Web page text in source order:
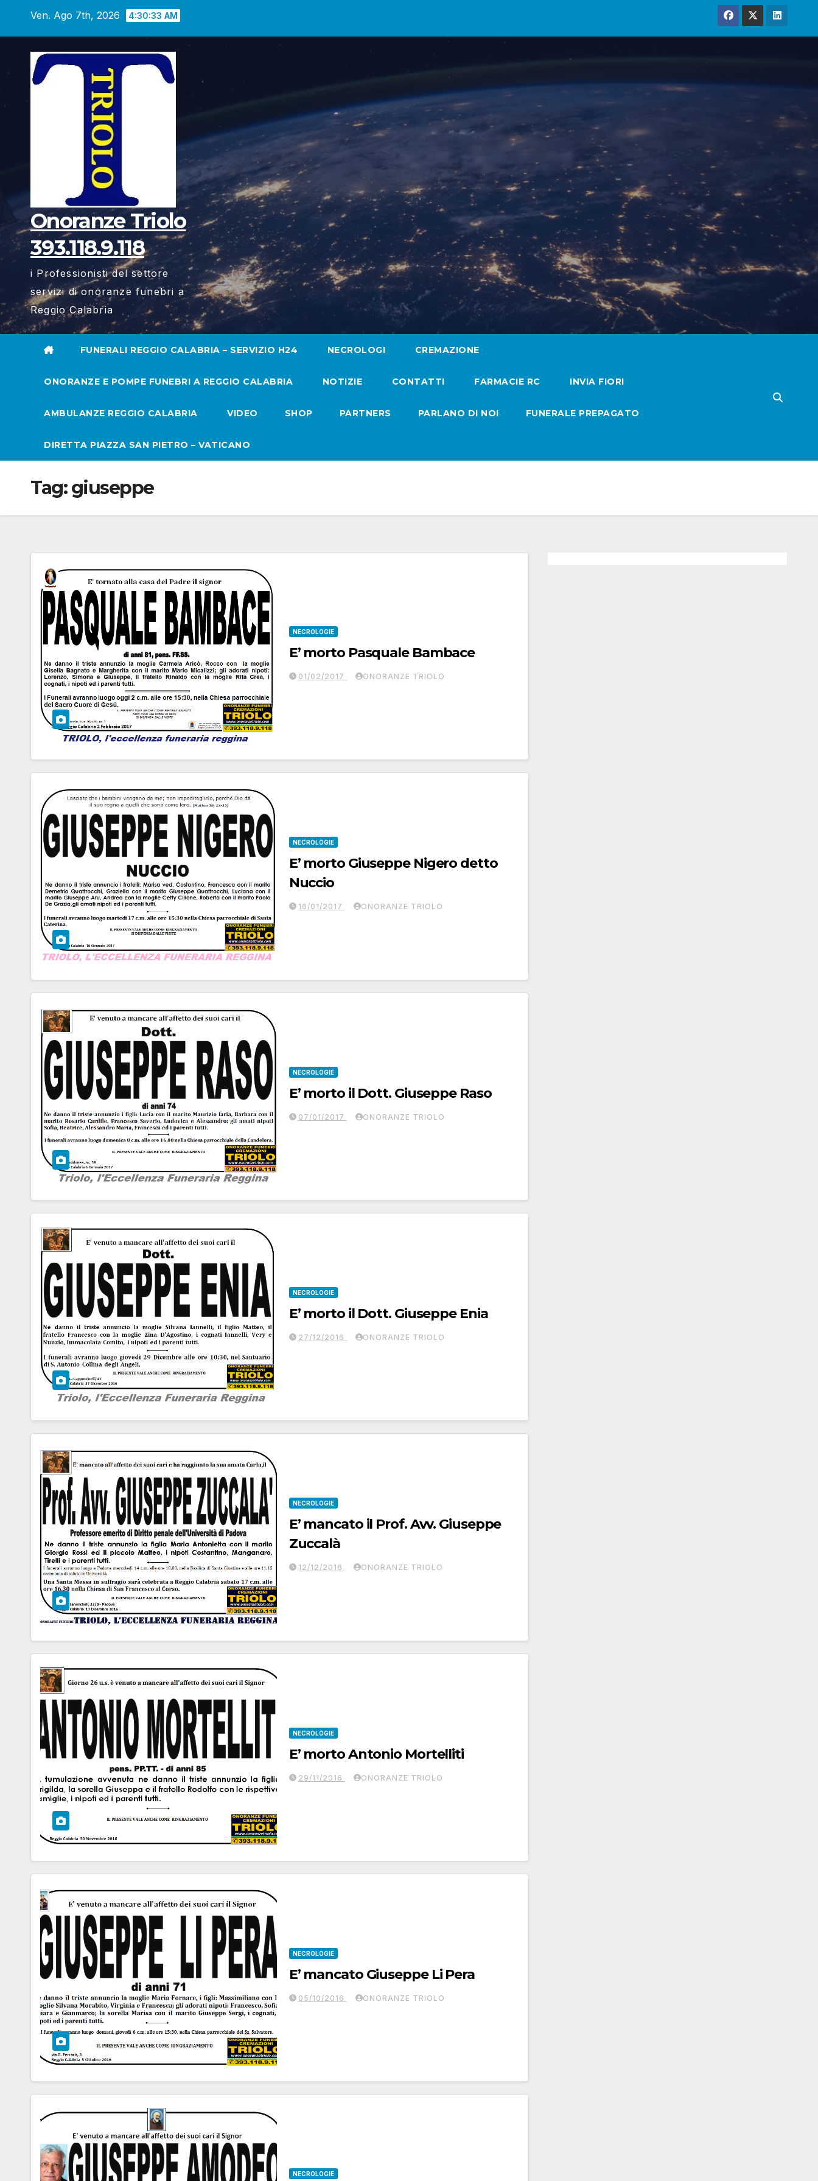
Ven. Ago 7th, 2026 4:30:34 AM
Onoranze Triolo
393.118.9.118
i Professionisti del settore
servizi di onoranze funebri a
Reggio Calabria
FUNERALI REGGIO CALABRIA – SERVIZIO H24 NECROLOGI CREMAZIONE
ONORANZE E POMPE FUNEBRI A REGGIO CALABRIA NOTIZIE CONTATTI FARMACIE RC INVIA FIORI
AMBULANZE REGGIO CALABRIA VIDEO SHOP PARTNERS PARLANO DI NOI FUNERALE PREPAGATO
DIRETTA PIAZZA SAN PIETRO – VATICANO
Tag:giuseppe
NECROLOGIE
E’ morto Pasquale Bambace
01/02/2017 ONORANZE TRIOLO
NECROLOGIE
E’ morto Giuseppe Nigero detto
Nuccio
16/01/2017 ONORANZE TRIOLO
NECROLOGIE
E’ morto il Dott. Giuseppe Raso
07/01/2017 ONORANZE TRIOLO
NECROLOGIE
E’ morto il Dott. Giuseppe Enia
27/12/2016 ONORANZE TRIOLO
NECROLOGIE
E’ mancato il Prof. Avv. Giuseppe
Zuccalà
12/12/2016 ONORANZE TRIOLO
NECROLOGIE
E’ morto Antonio Mortelliti
29/11/2016 ONORANZE TRIOLO
NECROLOGIE
E’ mancato Giuseppe Li Pera
05/10/2016 ONORANZE TRIOLO
NECROLOGIE